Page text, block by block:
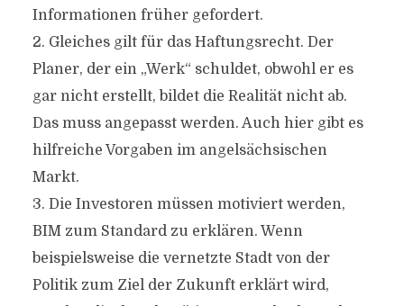
Informationen früher gefordert.
2. Gleiches gilt für das Haftungsrecht. Der
Planer, der ein „Werk“ schuldet, obwohl er es
gar nicht erstellt, bildet die Realität nicht ab.
Das muss angepasst werden. Auch hier gibt es
hilfreiche Vorgaben im angelsächsischen
Markt.
3. Die Investoren müssen motiviert werden,
BIM zum Standard zu erklären. Wenn
beispielsweise die vernetzte Stadt von der
Politik zum Ziel der Zukunft erklärt wird,